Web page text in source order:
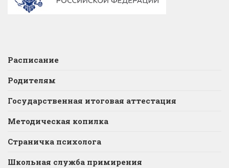
Расписание
Родителям
Государственная итоговая аттестация
Методическая копилка
Страничка психолога
Школьная служба примирения